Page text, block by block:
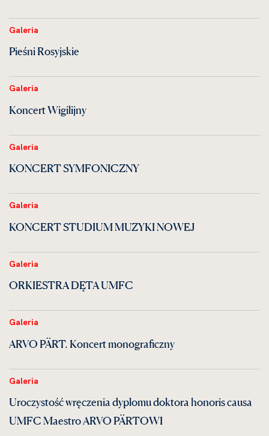
Galeria
Pieśni Rosyjskie
Galeria
Koncert Wigilijny
Galeria
KONCERT SYMFONICZNY
Galeria
KONCERT STUDIUM MUZYKI NOWEJ
Galeria
ORKIESTRA DĘTA UMFC
Galeria
ARVO PÄRT. Koncert monograficzny
Galeria
Uroczystość wręczenia dyplomu doktora honoris causa
UMFC Maestro ARVO PÄRTOWI